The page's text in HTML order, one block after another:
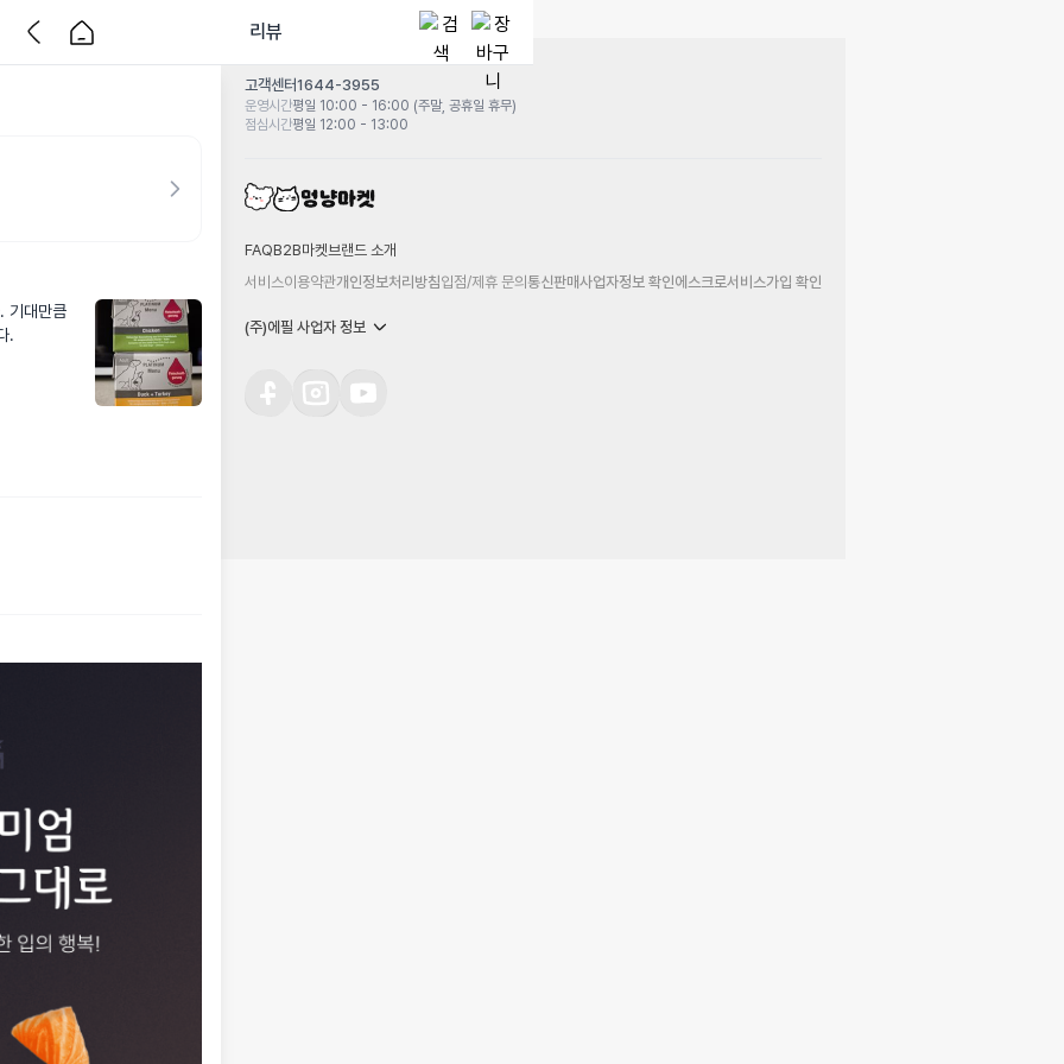
리뷰
기대만큼
.
고객센터1644-3955
운영시간평일 10:00 - 16:00 (주말, 공휴일 휴무)
점심시간평일 12:00 - 13:00
FAQB2B마켓 브랜드 소개
서비스이용약관개인정보처리방침입점/제휴 문의통신판매사업자정보 확인에스크로서비스가입 확인
(주)에필 사업자 정보